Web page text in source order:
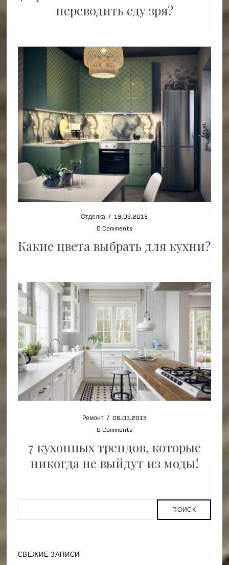
переводить еду зря?
Отделка / 19.03.2019
0 Comments
Какие цвета выбрать для кухни?
Ремонт / 06.03.2019
0 Comments
7 кухонных трендов, которые
никогда не выйдут из моды!
ПОИСК
СВЕЖИЕ ЗАПИСИ